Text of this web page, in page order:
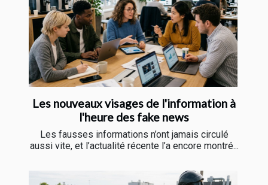
Les nouveaux visages de l'information à
l'heure des fake news
Les fausses informations n’ont jamais circulé
aussi vite, et l’actualité récente l’a encore montré...